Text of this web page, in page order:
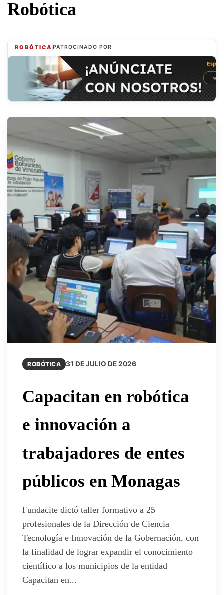
Robótica
ROBÓTICA PATROCINADO POR
ROBÓTICA 31 DE JULIO DE 2026
Capacitan en robótica
e innovación a
trabajadores de entes
públicos en Monagas
Fundacite dictó taller formativo a 25
profesionales de la Dirección de Ciencia
Tecnología e Innovación de la Gobernación, con
la finalidad de lograr expandir el conocimiento
científico a los municipios de la entidad
Capacitan en...